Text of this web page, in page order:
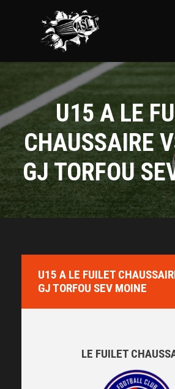
U15 A LE
CHAUSSAIRE
GJ TORFOU
U15 A LE FUILET
GJ TORFOU SEV MOINE
LE FUILET